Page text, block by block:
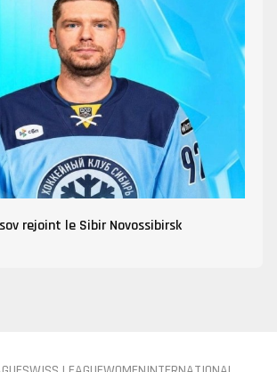
rejoint le Sibir Novossibirsk